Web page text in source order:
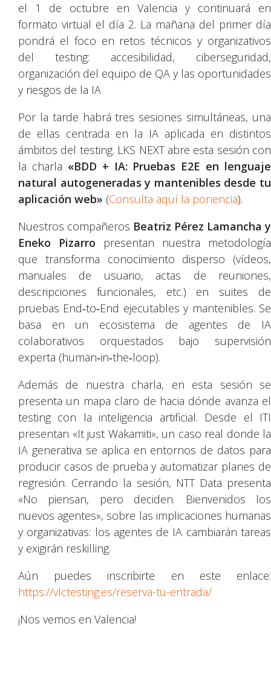
el 1 de octubre en Valencia y continuará en
formato virtual el día 2. La mañana del primer día
pondrá el foco en retos técnicos y organizativos
del testing: accesibilidad, ciberseguridad,
organización del equipo de QA y las oportunidades
y riesgos de la IA
Por la tarde habrá tres sesiones simultáneas, una
de ellas centrada en la IA aplicada en distintos
ámbitos del testing. LKS NEXT abre esta sesión con
la charla «BDD + IA: Pruebas E2E en lenguaje
natural autogeneradas y mantenibles desde tu
aplicación web» (Consulta aquí la ponencia).
Nuestros compañeros Beatriz Pérez Lamancha y
Eneko Pizarro presentan nuestra metodología
que transforma conocimiento disperso (vídeos,
manuales de usuario, actas de reuniones,
descripciones funcionales, etc.) en suites de
pruebas End‑to‑End ejecutables y mantenibles. Se
basa en un ecosistema de agentes de IA
colaborativos orquestados bajo supervisión
experta (human‑in‑the‑loop).
Además de nuestra charla, en esta sesión se
presenta un mapa claro de hacia dónde avanza el
testing con la inteligencia artificial. Desde el ITI
presentan «It just Wakamiti», un caso real donde la
IA generativa se aplica en entornos de datos para
producir casos de prueba y automatizar planes de
regresión. Cerrando la sesión, NTT Data presenta
«No piensan, pero deciden. Bienvenidos los
nuevos agentes», sobre las implicaciones humanas
y organizativas: los agentes de IA cambiarán tareas
y exigirán reskilling.
Aún puedes inscribirte en este enlace:
https://vlctesting.es/reserva-tu-entrada/
¡Nos vemos en Valencia!